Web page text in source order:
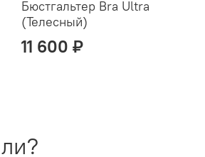
Бюстгальтер Bra Ultra
(Телесный)
11 600 ₽